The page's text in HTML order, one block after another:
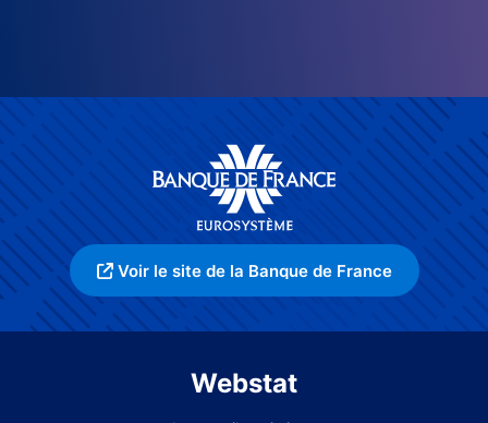
Voir le site de la Banque de France
Webstat